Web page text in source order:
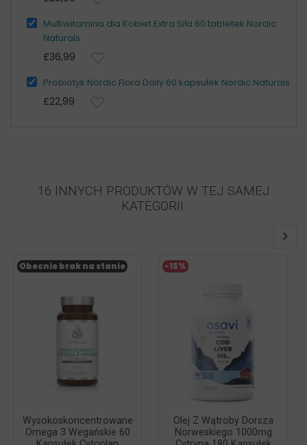
Multiwitamina dla Kobiet Extra Siła 60 tabletek Nordic
Naturals
£36,99
Probiotyk Nordic Flora Daily 60 kapsułek Nordic Naturals
£22,99
16 INNYCH PRODUKTÓW W TEJ SAMEJ
KATEGORII:
Wysokoskoncentrowane
Omega 3 Wegańskie 60
Obecnie brak na stanie
Olej Z Wątroby Dorsza
Norweskiego 1000mg
-15%